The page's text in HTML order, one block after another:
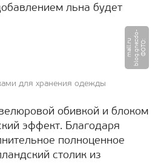
льна будет
Ф
О
Т
О
:
b
l
o
g.
g
n
e
z
d
o
-m
a
l
l.
r
u
для хранения одежды
обивкой и блоком
эффект. Благодаря
полноценное
столик из